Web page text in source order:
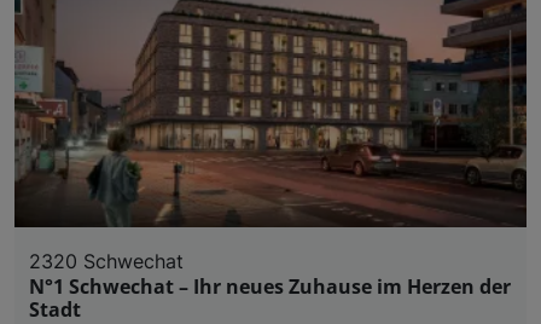
2320 Schwechat
N°1 Schwechat – Ihr neues Zuhause im Herzen der
Stadt